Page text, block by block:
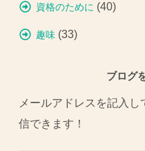
資格のために (40)
趣味 (33)
ブログ
メールアドレスを記入
信できます！